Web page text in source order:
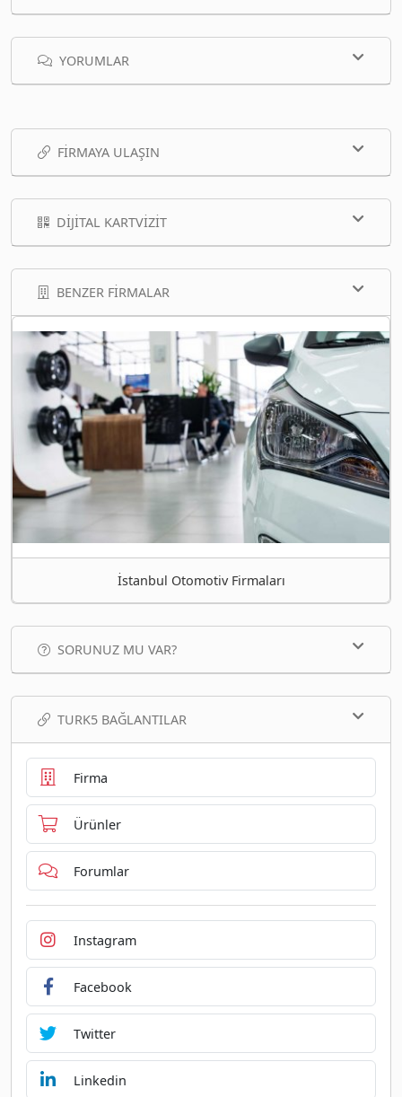
YORUMLAR
FIRMAYA ULAŞIN
DIJITAL KARTVIZIT
BENZER FIRMALAR
İstanbul Otomotiv Firmaları
SORUNUZ MU VAR?
TURK5 BAĞLANTILAR
Firma
Ürünler
Forumlar
Instagram
Facebook
Twitter
Linkedin